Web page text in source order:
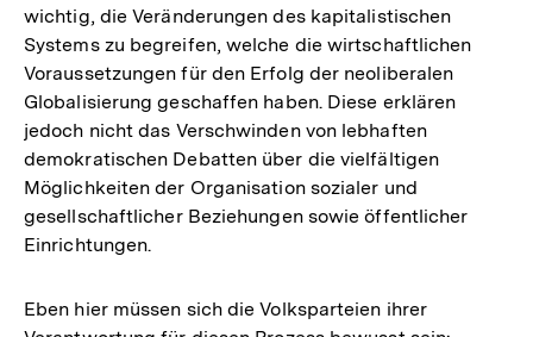
wichtig, die Veränderungen des kapitalistischen
Systems zu begreifen, welche die wirtschaftlichen
Voraussetzungen für den Erfolg der neoliberalen
Globalisierung geschaffen haben. Diese erklären
jedoch nicht das Verschwinden von lebhaften
demokratischen Debatten über die vielfältigen
Möglichkeiten der Organisation sozialer und
gesellschaftlicher Beziehungen sowie öffentlicher
Einrichtungen.
Eben hier müssen sich die Volksparteien ihrer